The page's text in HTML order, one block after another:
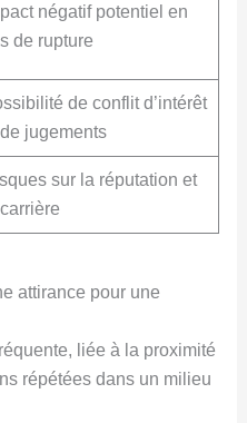
négatif potentiel en
de rupture
de conflit d’intérêt
jugements
sur la réputation et
attirance pour une
liée à la proximité
répétées dans un milieu